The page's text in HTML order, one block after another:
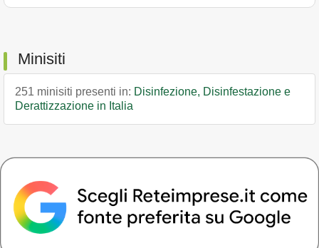
Minisiti
251 minisiti presenti in: Disinfezione, Disinfestazione e
Derattizzazione in Italia